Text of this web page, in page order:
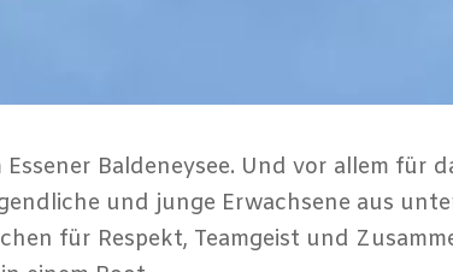
Baldeneysee. Und vor allem für
und junge Erwachsene aus
für Respekt, Teamgeist und